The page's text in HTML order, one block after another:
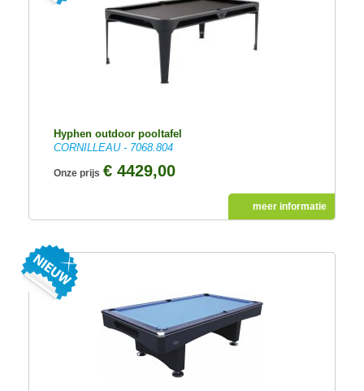
Hyphen outdoor pooltafel
CORNILLEAU - 7068.804
Onze prijs € 4429,00
meer informatie